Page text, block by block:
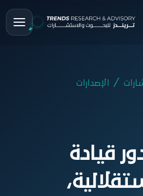
الإصدارات
قيادة